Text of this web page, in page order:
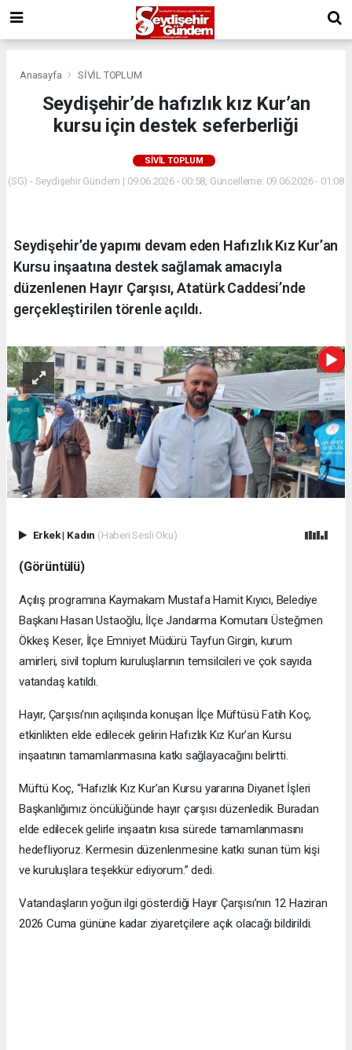
Anasayfa SİVİL TOPLUM
Seydişehir’de hafızlık kız Kur’an
kursu için destek seferberliği
SİVİL TOPLUM
(SG) - Seydişehir Gündem | 09.06.2026 - 00:58, Güncelleme: 09.06.2026 - 01:08
Seydişehir’de yapımı devam eden Hafızlık Kız Kur’an
Kursu inşaatına destek sağlamak amacıyla
düzenlenen Hayır Çarşısı, Atatürk Caddesi’nde
gerçekleştirilen törenle açıldı.
Erkek| Kadın (Haberi Sesli Oku)
(Görüntülü)
Açılış programına Kaymakam Mustafa Hamit Kıyıcı, Belediye
Başkanı Hasan Ustaoğlu, İlçe Jandarma Komutanı Üsteğmen
Ökkeş Keser, İlçe Emniyet Müdürü Tayfun Girgin, kurum
amirleri, sivil toplum kuruluşlarının temsilcileri ve çok sayıda
vatandaş katıldı.
Hayır, Çarşısı’nın açılışında konuşan İlçe Müftüsü Fatih Koç,
etkinlikten elde edilecek gelirin Hafızlık Kız Kur’an Kursu
inşaatının tamamlanmasına katkı sağlayacağını belirtti.
Müftü Koç, “Hafızlık Kız Kur’an Kursu yararına Diyanet İşleri
Başkanlığımız öncülüğünde hayır çarşısı düzenledik. Buradan
elde edilecek gelirle inşaatın kısa sürede tamamlanmasını
hedefliyoruz. Kermesin düzenlenmesine katkı sunan tüm kişi
ve kuruluşlara teşekkür ediyorum.” dedi.
Vatandaşların yoğun ilgi gösterdiği Hayır Çarşısı’nın 12 Haziran
2026 Cuma gününe kadar ziyaretçilere açık olacağı bildirildi.